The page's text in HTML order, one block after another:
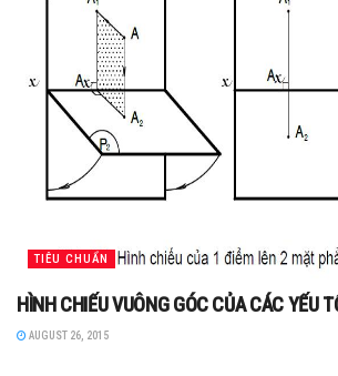
TIÊU CHUẨN
HÌNH CHIẾU VUÔNG GÓC CỦA CÁC YẾU
AUGUST 26, 2015